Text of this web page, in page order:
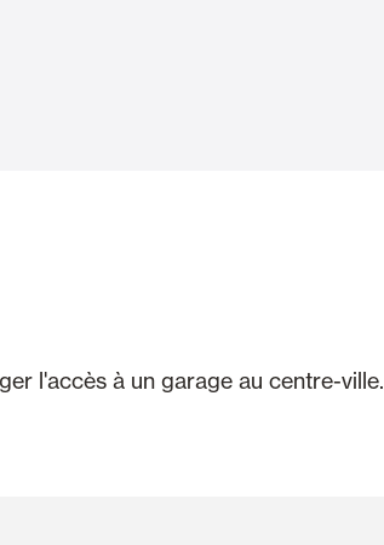
l'accès à un garage au centre-ville.